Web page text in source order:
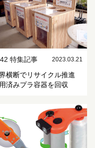
特集記事 2023.03.21
横断でリサイクル推進
済みプラ容器を回収